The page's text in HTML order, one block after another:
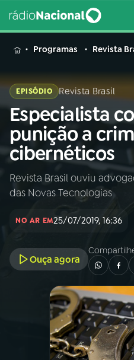
MENU
Buscar
na
Rádio
Nacional
AO
INÍCIO
A RÁDIO
PROGRAMAÇÃO
PROGRAMAS
Programas Revista
EPISÓDIO Revista Brasil
Especialista
punição a
cibernéticos
Revista Brasil ouviu
das Novas Tecnologias
NO AR EM25/07/2019, 16:36
Ouça agora